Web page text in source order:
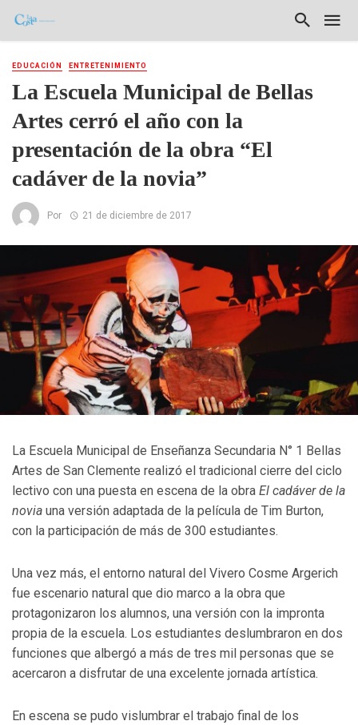
EDUCACIÓN ENTRETENIMIENTO
La Escuela Municipal de Bellas
Artes cerró el año con la
presentación de la obra “El
cadáver de la novia”
Por 21 de diciembre de 2017
La Escuela Municipal de Enseñanza Secundaria N° 1 Bellas
Artes de San Clemente realizó el tradicional cierre del ciclo
lectivo con una puesta en escena de la obra El cadáver de la
novia una versión adaptada de la película de Tim Burton,
con la participación de más de 300 estudiantes.
Una vez más, el entorno natural del Vivero Cosme Argerich
fue escenario natural que dio marco a la obra que
protagonizaron los alumnos, una versión con la impronta
propia de la escuela. Los estudiantes deslumbraron en dos
funciones que albergó a más de tres mil personas que se
acercaron a disfrutar de una excelente jornada artística.
En escena se pudo vislumbrar el trabajo final de los